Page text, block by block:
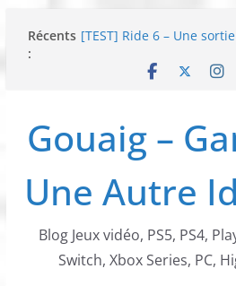
Récents
:
[TEST] Ride 6 – Une
NEOGEO AES+ : La
SWITCH 2 : Nouveaux
Gouaig –
Une Autre
Blog Jeux vidéo, PS5, PS4,
Switch, Xbox Series, PC,